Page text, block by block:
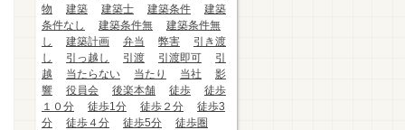
物
建築 建築士 建築条件
建築
条件なし
建築条件無
建築条件無
し
建築計画 弁当 弊害
引き渡
し
引っ越し 引渡 引渡即可
引
越
当たらない 当たり 当社
影
響
役員会 後楽本舗 徒歩
徒歩
１０分
徒歩1分 徒歩２分
徒歩3
分
徒歩４分 徒歩5分
徒歩圏